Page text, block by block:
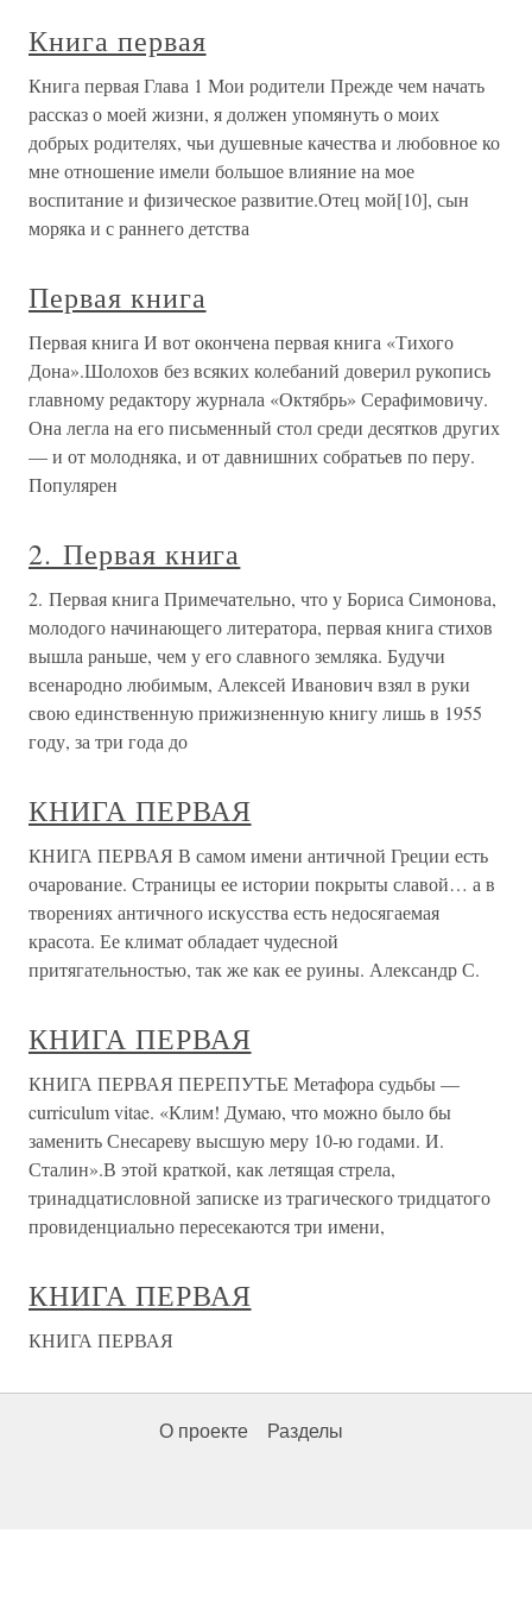
Книга первая
Книга первая Глава 1 Мои родители Прежде чем начать
рассказ о моей жизни, я должен упомянуть о моих
добрых родителях, чьи душевные качества и любовное ко
мне отношение имели большое влияние на мое
воспитание и физическое развитие.Отец мой[10], сын
моряка и с раннего детства
Первая книга
Первая книга И вот окончена первая книга «Тихого
Дона».Шолохов без всяких колебаний доверил рукопись
главному редактору журнала «Октябрь» Серафимовичу.
Она легла на его письменный стол среди десятков других
— и от молодняка, и от давнишних собратьев по перу.
Популярен
2. Первая книга
2. Первая книга Примечательно, что у Бориса Симонова,
молодого начинающего литератора, первая книга стихов
вышла раньше, чем у его славного земляка. Будучи
всенародно любимым, Алексей Иванович взял в руки
свою единственную прижизненную книгу лишь в 1955
году, за три года до
КНИГА ПЕРВАЯ
КНИГА ПЕРВАЯ В самом имени античной Греции есть
очарование. Страницы ее истории покрыты славой… а в
творениях античного искусства есть недосягаемая
красота. Ее климат обладает чудесной
притягательностью, так же как ее руины. Александр С.
КНИГА ПЕРВАЯ
КНИГА ПЕРВАЯ ПЕРЕПУТЬЕ Метафора судьбы —
curriculum vitae. «Клим! Думаю, что можно было бы
заменить Снесареву высшую меру 10-ю годами. И.
Сталин».В этой краткой, как летящая стрела,
тринадцатисловной записке из трагического тридцатого
провиденциально пересекаются три имени,
КНИГА ПЕРВАЯ
КНИГА ПЕРВАЯ
О проекте Разделы